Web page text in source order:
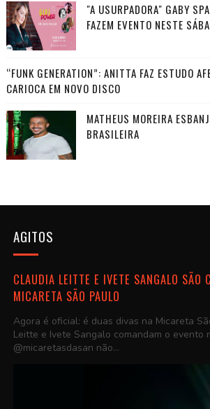
"A USURPADORA" GABY
FAZEM EVENTO NESTE
“FUNK GENERATION”: ANITTA FAZ ESTUDO
CARIOCA EM NOVO DISCO
MATHEUS MOREIRA
BRASILEIRA
AGITOS
CLAUDIA LEITTE E IVETE SANGALO SÃO
MICARETA SÃO PAULO
Agora é oficial: é duas divas na Micareta
Leitte e Ivete Sangalo comandam o evento
@micaretasdasan não...